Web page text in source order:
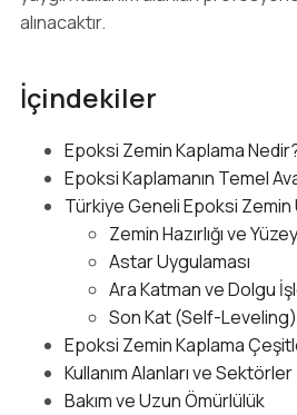
alınacaktır.
İçindekiler
Epoksi Zemin Kaplama
Epoksi Kaplamanın Temel
Türkiye Geneli Epoksi Zemin
Zemin Hazırlığı ve
Astar Uygulaması
Ara Katman ve Dolgu
Son Kat (Self-Leveling)
Epoksi Zemin Kaplama
Kullanım Alanları ve Sektörler
Bakım ve Uzun Ömürlülük